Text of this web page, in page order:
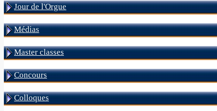
Jour de l'Orgue
Médias
Master classes
Concours
Colloques